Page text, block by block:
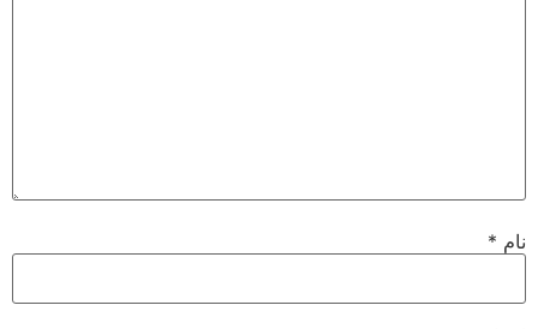
نام *